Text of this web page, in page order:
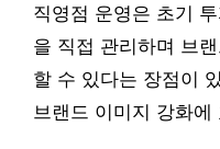
직영점 운영은 초기
을 직접 관리하며 브
할 수 있다는 장점이
브랜드 이미지 강화에